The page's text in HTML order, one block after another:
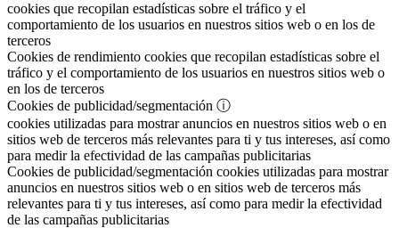
cookies que recopilan estadísticas sobre el tráfico y el
comportamiento de los usuarios en nuestros sitios web o en los de
terceros
Cookies de rendimiento cookies que recopilan estadísticas sobre el
tráfico y el comportamiento de los usuarios en nuestros sitios web o
en los de terceros
Cookies de publicidad/segmentación ⓘ
cookies utilizadas para mostrar anuncios en nuestros sitios web o en
sitios web de terceros más relevantes para ti y tus intereses, así como
para medir la efectividad de las campañas publicitarias
Cookies de publicidad/segmentación cookies utilizadas para mostrar
anuncios en nuestros sitios web o en sitios web de terceros más
relevantes para ti y tus intereses, así como para medir la efectividad
de las campañas publicitarias